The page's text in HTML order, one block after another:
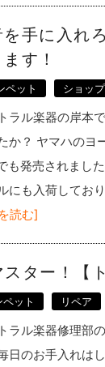
を手に入
す！
ペット ショップ
ラル楽器の岸本
か？ ヤマハのヨ
も発売されまし
にも入荷してお
読む]
ター！【
ペット リペア
ラル楽器修理部
日のお手入れは